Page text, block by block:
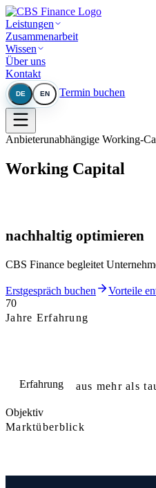
Leistungen
Zusammenarbeit
Wissen
Über uns
Kontakt
DE EN Termin buchen
Anbieterunabhängige Working-
Working Capital
nachhaltig optimieren
CBS Finance begleitet
Erstgespräch buchen
Vorteile
70
Jahre Erfahrung
Erfahrung aus mehr als
Objektiv
Marktüberblick